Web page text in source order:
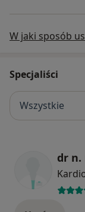
W jaki sposób
Specjaliści
Wszystkie